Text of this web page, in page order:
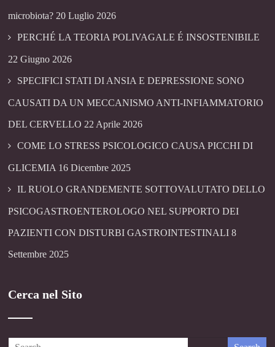
microbiota? 20 Luglio 2026
PERCHÉ LA TEORIA POLIVAGALE É INSOSTENIBILE
22 Giugno 2026
SPECIFICI STATI DI ANSIA E DEPRESSIONE SONO
CAUSATI DA UN MECCANISMO ANTI-INFIAMMATORIO
DEL CERVELLO 22 Aprile 2026
COME LO STRESS PSICOLOGICO CAUSA PICCHI DI
GLICEMIA 16 Dicembre 2025
IL RUOLO GRANDEMENTE SOTTOVALUTATO DELLO
PSICOGASTROENTEROLOGO NEL SUPPORTO DEI
PAZIENTI CON DISTURBI GASTROINTESTINALI 8
Settembre 2025
Cerca nel Sito